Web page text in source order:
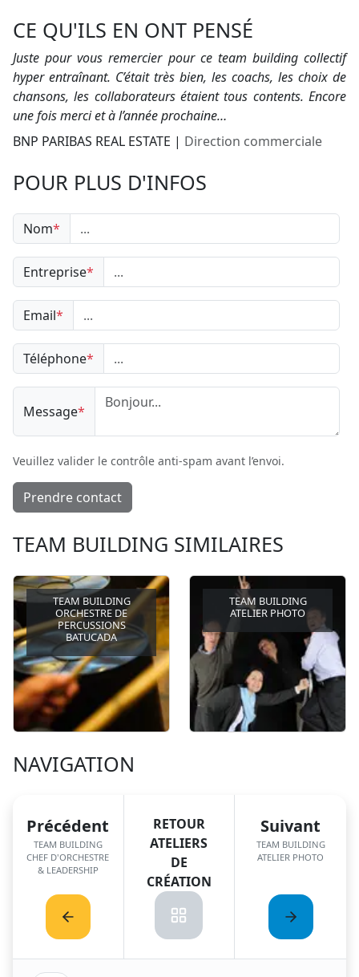
CE QU'ILS EN ONT PENSÉ
Juste pour vous remercier pour ce team building collectif
hyper entraînant. C’était très bien, les coachs, les choix de
chansons, les collaborateurs étaient tous contents. Encore
une fois merci et à l’année prochaine…
BNP PARIBAS REAL ESTATE | Direction commerciale
POUR PLUS D'INFOS
Nom*
Entreprise*
Email*
Téléphone*
Message*
Veuillez valider le contrôle anti-spam avant l’envoi.
Prendre contact
TEAM BUILDING SIMILAIRES
TEAM BUILDING
ORCHESTRE DE
PERCUSSIONS
BATUCADA
TEAM BUILDING
ATELIER PHOTO
NAVIGATION
Précédent
TEAM BUILDING
CHEF D'ORCHESTRE
& LEADERSHIP
RETOUR
ATELIERS
DE
CRÉATION
Suivant
TEAM BUILDING
ATELIER PHOTO